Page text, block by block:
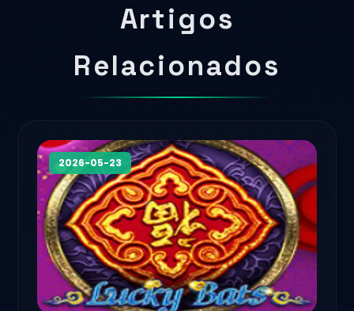
Artigos
Relacionados
2026-05-23